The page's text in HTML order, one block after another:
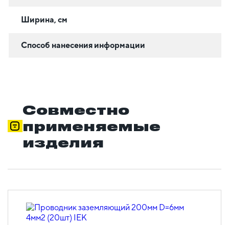
Ширина, см
Способ нанесения информации
Совместно
применяемые
изделия